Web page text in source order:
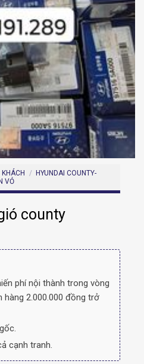
KHÁCH / HYUNDAI COUNTY-
VỎ
county
phí nội thành trong vòng
hàng 2.000.000 đồng trở
cạnh tranh.